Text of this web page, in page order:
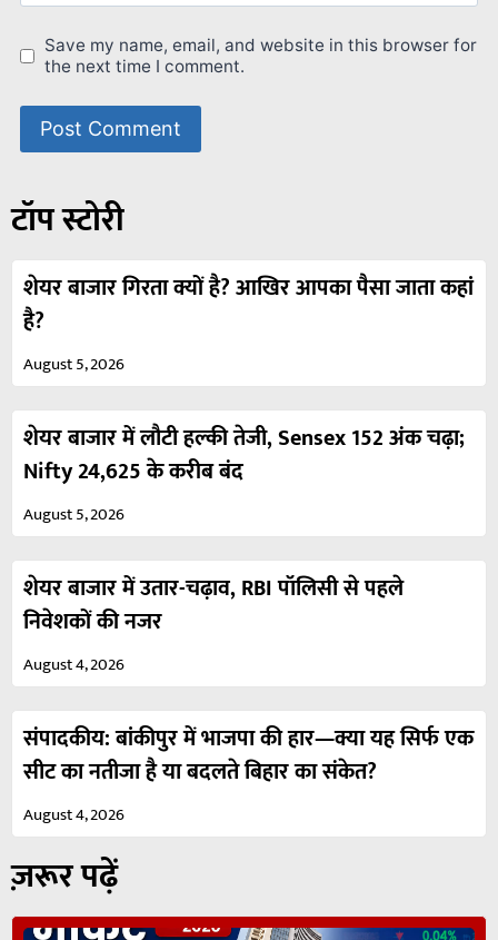
Save my name, email, and website in this browser for
the next time I comment.
टॉप स्टोरी
शेयर बाजार गिरता क्यों है? आखिर आपका पैसा जाता कहां
है?
August 5, 2026
शेयर बाजार में लौटी हल्की तेजी, Sensex 152 अंक चढ़ा;
Nifty 24,625 के करीब बंद
August 5, 2026
शेयर बाजार में उतार-चढ़ाव, RBI पॉलिसी से पहले
निवेशकों की नजर
August 4, 2026
संपादकीय: बांकीपुर में भाजपा की हार—क्या यह सिर्फ एक
सीट का नतीजा है या बदलते बिहार का संकेत?
August 4, 2026
ज़रूर पढ़ें